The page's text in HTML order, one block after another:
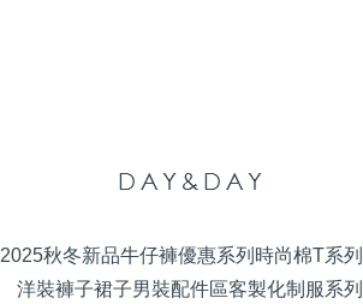
2025秋冬新品牛仔褲優惠系列 時尚棉T系列
洋裝褲子裙子男裝配件區客製化制服系列